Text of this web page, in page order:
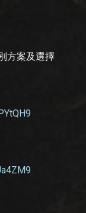
方案及選擇